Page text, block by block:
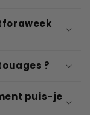
?
puis-je